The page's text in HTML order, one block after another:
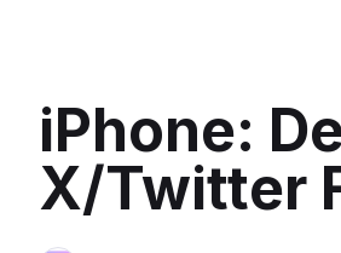
iPhone:
X/Twitter